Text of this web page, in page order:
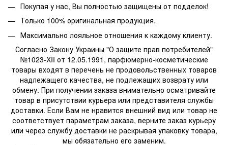
Покупая у нас, Вы полностью защищены от подделок!
Только 100% оригинальная продукция.
Максимально лояльное отношения к каждому клиенту.
Согласно Закону Украины "О защите прав потребителей"
№1023-XII от 12.05.1991, парфюмерно-косметические
товары входят в перечень не продовольственных товаров
надлежащего качества, не подлежащих возврату или
обмену. При получении заказа внимательно осматривайте
товар в присутствии курьера или представителя службы
доставки. Если Вам не нравится внешний вид или товар не
соответствует параметрам заказа, верните заказ курьеру
или через службу доставки не раскрывая упаковку товара,
мы обязательно его заменим.